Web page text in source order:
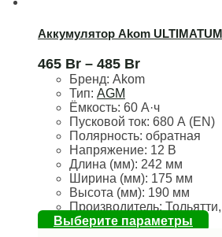
Аккумулятор Akom
465 Br – 485 Br
Бренд: Akom
Тип: AGM
Ёмкость: 60 А·ч
Пусковой ток: 680 А (EN)
Полярность: обратная
Напряжение: 12 В
Длина (мм): 242 мм
Ширина (мм): 175 мм
Высота (мм): 190 мм
Производитель:
Выберите параметры